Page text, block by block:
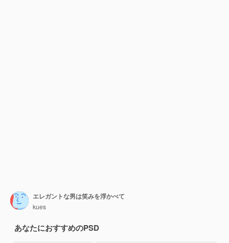
エレガントな男は笑みを浮かべて
kues
あなたにおすすめのPSD